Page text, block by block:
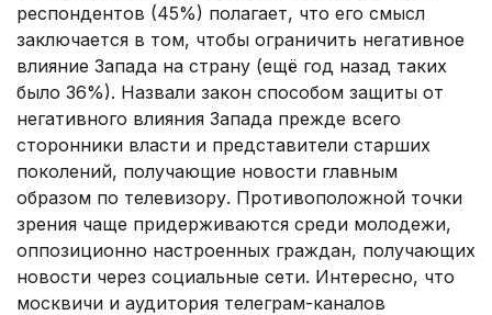
респондентов (45%) полагает, что его смысл
заключается в том, чтобы ограничить негативное
влияние Запада на страну (ещё год назад таких
было 36%). Назвали закон способом защиты от
негативного влияния Запада прежде всего
сторонники власти и представители старших
поколений, получающие новости главным
образом по телевизору. Противоположной точки
зрения чаще придерживаются среди молодежи,
оппозиционно настроенных граждан, получающих
новости через социальные сети. Интересно, что
москвичи и аудитория телеграм-каналов